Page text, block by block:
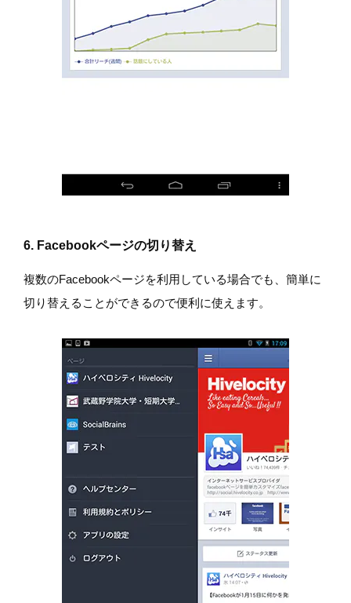
6. Facebookページの切り替え
複数のFacebookページを利用している場合でも、簡単に
切り替えることができるので便利に使えます。